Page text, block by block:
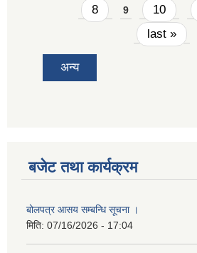
8
9 10
last »
अन्य
बजेट तथा कार्यक्रम
बोलपत्र आसय सम्बन्धि सूचना ।
मिति: 07/16/2026 - 17:04